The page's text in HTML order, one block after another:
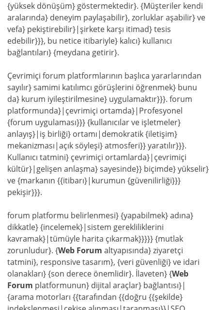
{yüksek dönüşüm} göstermektedir}. {Müşteriler kendi
aralarında} deneyim paylaşabilir}, zorluklar aşabilir} ve
vefa} pekiştirebilir}|şirkete karşı itimad} tesis
edebilir}}}, bu netice itibariyle} kalıcı} kullanıcı
bağlantıları} {meydana getirir}.
Çevrimiçi forum platformlarının başlıca yararlarından
sayılır} samimi katılımcı görüşlerini öğrenmek} bunu
da} kurum iyileştirilmesine} uygulamaktır}}}. forum
platformunda}|çevrimiçi ortamda}|Profesyonel
{forum uygulaması}}} {kullanıcılar ve işletmeler}
anlayış}|iş birliği} ortamı|demokratik {iletişim}
mekanizması|açık söyleşi} atmosferi}} yaratılır}}}.
Kullanıcı tatmini} çevrimiçi ortamlarda}|çevrimiçi
kültür}|gelişen anlaşma} sayesinde}} biçimde} yükselir}
ve {markanın {{itibarı}|kurumun {güvenilirliği}}}
pekişir}}}.
forum platformu belirlenmesi} {yapabilmek} adına}
dikkatle} {incelemek}|sistem gerekliliklerini
kavramak}|tümüyle harita çıkarmak}}}}} {mutlak
zorunludur}. {Web Forum altyapısında} ziyaretçi
tatmini}, responsive tasarım}, {veri güvenliği} ve idari
olanakları} {son derece önemlidir}. İlaveten} {Web
Forum platformunun} dijital araçlar} bağlantısı}|
{arama motorları {{tarafından {{doğru {{şekilde}